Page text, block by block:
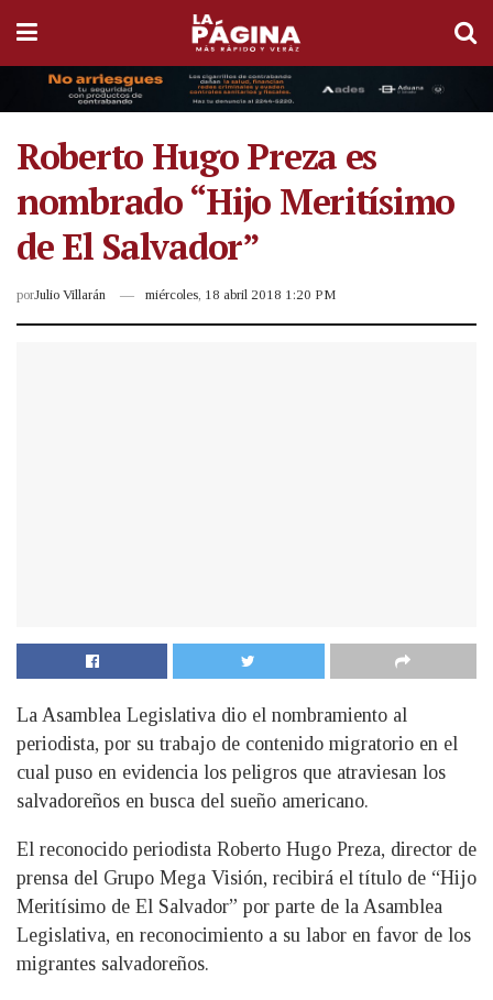
Roberto Hugo Preza es
nombrado “Hijo Meritísimo
de El Salvador”
porJulio Villarán miércoles, 18 abril 2018 1:20 PM
La Asamblea Legislativa dio el nombramiento al
periodista, por su trabajo de contenido migratorio en el
cual puso en evidencia los peligros que atraviesan los
salvadoreños en busca del sueño americano.
El reconocido periodista Roberto Hugo Preza, director de
prensa del Grupo Mega Visión, recibirá el título de “Hijo
Meritísimo de El Salvador” por parte de la Asamblea
Legislativa, en reconocimiento a su labor en favor de los
migrantes salvadoreños.